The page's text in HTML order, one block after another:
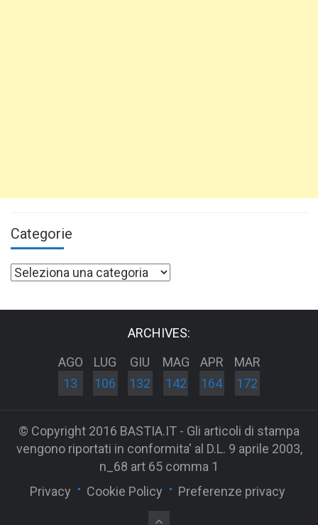
Categorie
Categorie
ARCHIVES:
AGO
13
LUG
106
GIU
132
MAG
142
APR
164
MAR
172
© Copyright 2016 BASTIA.IT - Gli articoli di stampa
vengono riportati in conformita' al D.L. 9 aprile 2003,
n_68 art 65 comma 1
Privacy
Cookie Policy Preferenze privacy